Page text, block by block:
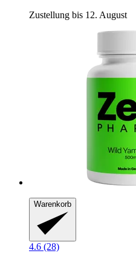
Zustellung bis 12. August
Warenkorb
4.6 (28)